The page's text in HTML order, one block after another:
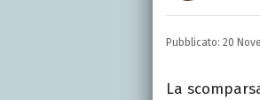
Pubblicato: 20
La